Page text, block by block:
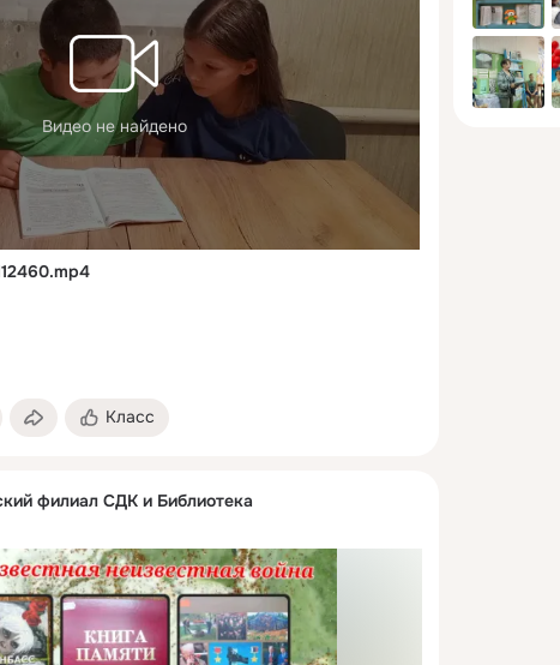
Видео не найдено
Класс
филиал СДК и Библиотека